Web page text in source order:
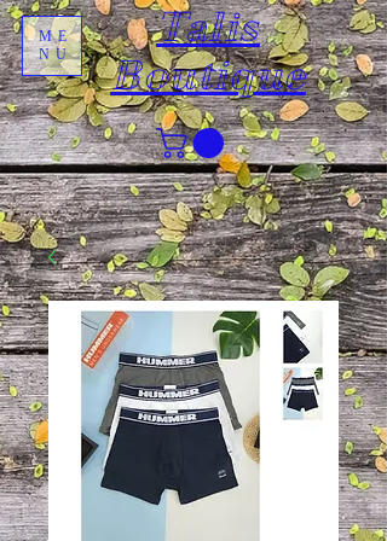
Talis
Boutique
ME
NU